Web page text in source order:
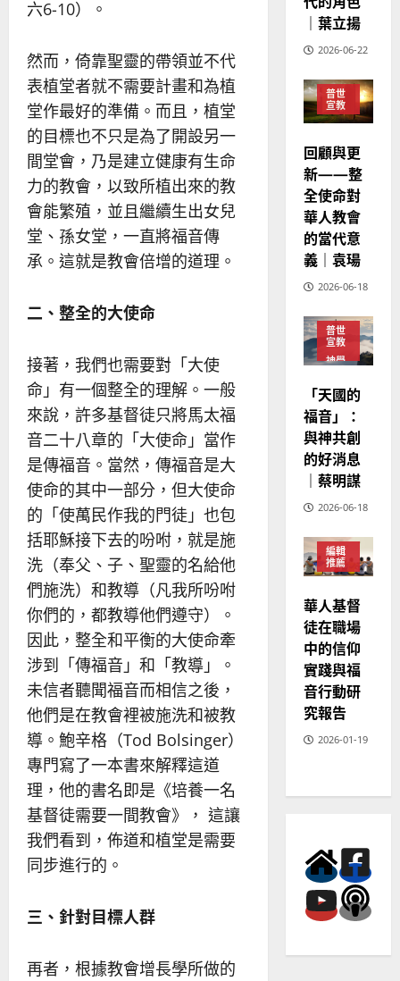
六6-10）。
然而，倚靠聖靈的帶領並不代
表植堂者就不需要計畫和為植
堂作最好的準備。而且，植堂
的目標也不只是為了開設另一
間堂會，乃是建立健康有生命
力的教會，以致所植出來的教
會能繁殖，並且繼續生出女兒
堂、孫女堂，一直將福音傳
承。這就是教會倍增的道理。
二、整全的大使命
接著，我們也需要對「大使
命」有一個整全的理解。一般
來說，許多基督徒只將馬太福
音二十八章的「大使命」當作
是傳福音。當然，傳福音是大
使命的其中一部分，但大使命
的「使萬民作我的門徒」也包
括耶穌接下去的吩咐，就是施
洗（奉父、子、聖靈的名給他
們施洗）和教導（凡我所吩咐
你們的，都教導他們遵守）。
因此，整全和平衡的大使命牽
涉到「傳福音」和「教導」。
未信者聽聞福音而相信之後，
他們是在教會裡被施洗和被教
導。鮑辛格（Tod Bolsinger）
專門寫了一本書來解釋這道
理，他的書名即是《培養一名
基督徒需要一間教會》， 這讓
我們看到，佈道和植堂是需要
同步進行的。
三、針對目標人群
再者，根據教會增長學所做的
2025-
02-
陽
萍
2025-
02-
的
農
曆
新
年
｜
自
力
2025-
02-
18
德
國
華
人
宣
教
歷
｜
吳
振
忠
、
溫
淑
芳
2025-
02-
20
｜葉立揚
2026-06-22
普世
宣教
回顧與更
新——整
全使命對
華人教會
的當代意
義｜袁瑒
2026-06-18
普世
宣教
神學
「天國的
福音」：
與神共創
的好消息
｜蔡明謀
2026-06-18
編輯
推薦
華人基督
徒在職場
中的信仰
實踐與福
音行動研
究報告
2026-01-19